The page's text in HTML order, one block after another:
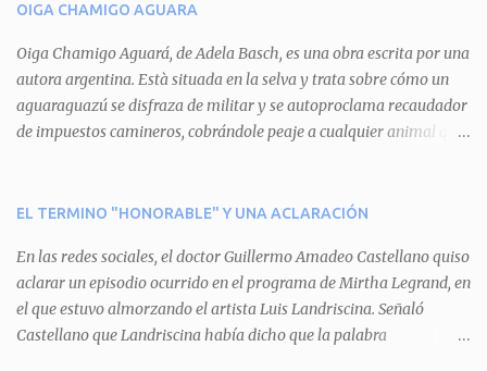
t
a
r
i
o
OIGA CHAMIGO AGUARA
Oiga Chamigo Aguará, de Adela Basch, es una obra escrita por una
autora argentina. Està situada en la selva y trata sobre cómo un
aguaraguazú se disfraza de militar y se autoproclama recaudador
de impuestos camineros, cobrándole peaje a cualquier animal que
aguará le provoca. De igual manera pasa con Tatú, el armadillo.
del aguará y pasa sin pagar. Por último, Tui, la cotorra, deja
expuesta la mentira del aguará y arenga a los otros tres
personajes a unirse para enfrentarlo. Finalmente, terminan por
quitarle el disfraz de militar, y el aguará huye despavorido al verse
EL TERMINO "HONORABLE" Y UNA ACLARACIÓN
En las redes sociales, el doctor Guillermo Amadeo Castellano quiso
aclarar un episodio ocurrido en el programa de Mirtha Legrand, en
el que estuvo almorzando el artista Luis Landriscina. Señaló
Castellano que Landriscina había dicho que la palabra